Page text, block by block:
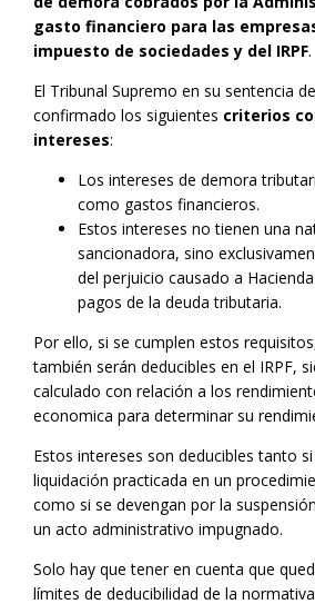
gasto financiero para las
impuesto de sociedades y del IRPF.
El Tribunal Supremo en su sentencia
confirmado los siguientes criterios
intereses:
Los intereses de demora
como gastos financieros.
Estos intereses no tienen una
sancionadora, sino
del perjuicio causado a
pagos de la deuda tributaria.
Por ello, si se cumplen estos
también serán deducibles en el IRPF,
calculado con relación a los
economica para determinar su
Estos intereses son deducibles tanto
liquidación practicada en un
como si se devengan por la
un acto administrativo impugnado.
Solo hay que tener en cuenta que
límites de deducibilidad de la